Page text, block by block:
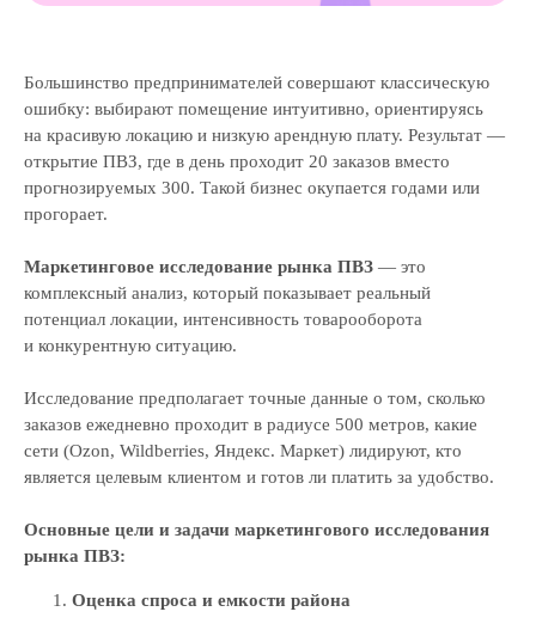
Большинство предпринимателей совершают классическую
ошибку: выбирают помещение интуитивно, ориентируясь
на красивую локацию и низкую арендную плату. Результат —
открытие ПВЗ, где в день проходит 20 заказов вместо
прогнозируемых 300. Такой бизнес окупается годами или
прогорает.
Маркетинговое исследование рынка ПВЗ — это
комплексный анализ, который показывает реальный
потенциал локации, интенсивность товарооборота
и конкурентную ситуацию.
Исследование предполагает точные данные о том, сколько
заказов ежедневно проходит в радиусе 500 метров, какие
сети (Ozon, Wildberries, Яндекс. Маркет) лидируют, кто
является целевым клиентом и готов ли платить за удобство.
Основные цели и задачи маркетингового исследования
рынка ПВЗ:
Оценка спроса и емкости района